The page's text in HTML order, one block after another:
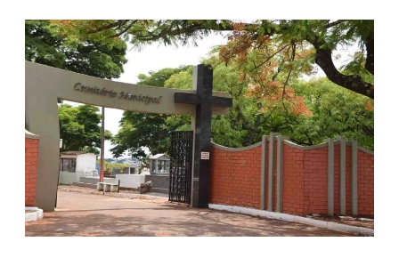
Notas
de
Falecimentos
nesta
sexta-
feira
(20.06)